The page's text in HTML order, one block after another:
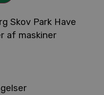
Skov Park Have
af maskiner